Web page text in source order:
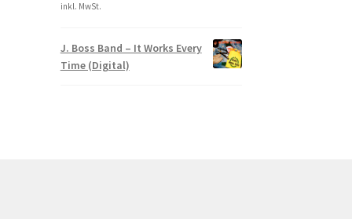
inkl. MwSt.
J. Boss Band – It Works Every
Time (Digital)